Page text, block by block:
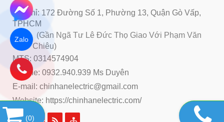
Địa chỉ: 172 Đường Số 1, Phường 13, Quận Gò Vấp,
TPHCM
(Gần Ngã Tư Lê Đức Thọ Giao Với Phạm Văn
Chiêu)
MTS: 0314574904
Hotline: 0932.940.939 Ms Duyên
E-mail: chinhanelectric@gmail.com
Website: https://chinhanelectric.com/
(0)
Zalo